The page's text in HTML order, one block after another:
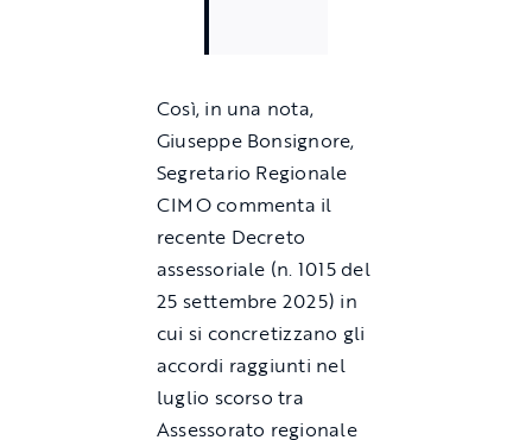
Così, in una nota,
Giuseppe Bonsignore,
Segretario Regionale
CIMO commenta il
recente Decreto
assessoriale (n. 1015 del
25 settembre 2025) in
cui si concretizzano gli
accordi raggiunti nel
luglio scorso tra
Assessorato regionale